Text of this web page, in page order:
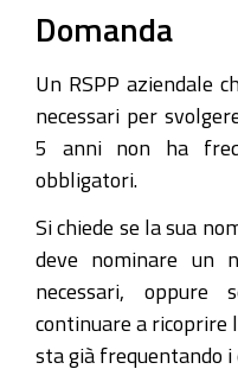
Domanda
Un RSPP aziendale
necessari per
5 anni non ha
obbligatori.
Si chiede se la sua
deve nominare un
necessari,
continuare a ricoprire
sta già frequentando i